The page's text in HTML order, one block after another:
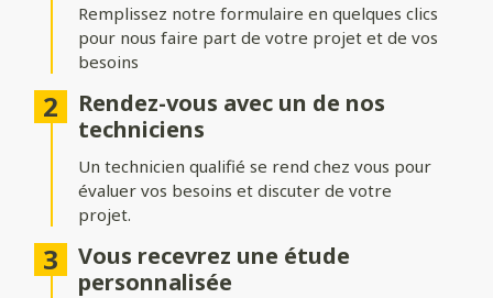
: économique, durable et facile à entretenir.
Bois: naturel et chaleureux, idéal pour un extérieur
authentique.
: robuste et contemporain, avec une touche minérale.
: simple, efficace et modulable selon vos besoins.
Différentes options d’occultation
Selon vos envies et vos besoins, nos clôtures peuvent être :
Remplissez notre formulaire en quelques clics
pour nous faire part de votre projet et de vos
besoins
Rendez-vous avec un de nos
techniciens
Un technicien qualifié se rend chez vous pour
évaluer vos besoins et discuter de votre
projet.
Vous recevrez une étude
personnalisée